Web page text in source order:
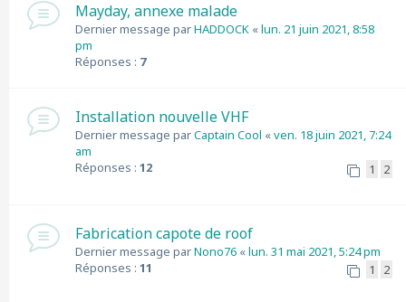
Mayday, annexe malade
Dernier message parHADDOCK «lun. 21 juin 2021, 8:58
pm
Réponses : 7
Installation nouvelle VHF
Dernier message parCaptain Cool «ven. 18 juin 2021, 7:24
am
Réponses : 12 1 2
Fabrication capote de roof
Dernier message parNono76 «lun. 31 mai 2021, 5:24 pm
Réponses : 11 1 2